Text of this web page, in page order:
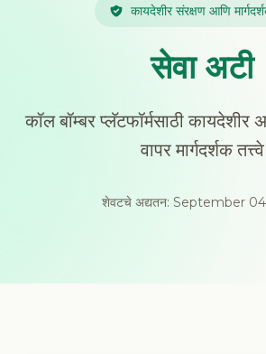
कायदेशीर संरक्षण आणि
सेवा अटी
कॉल बॉम्बर प्लॅटफॉर्मसाठी कायदेशीर
वापर मार्गदर्शक तत्त्वे
शेवटचे अद्यतन: September